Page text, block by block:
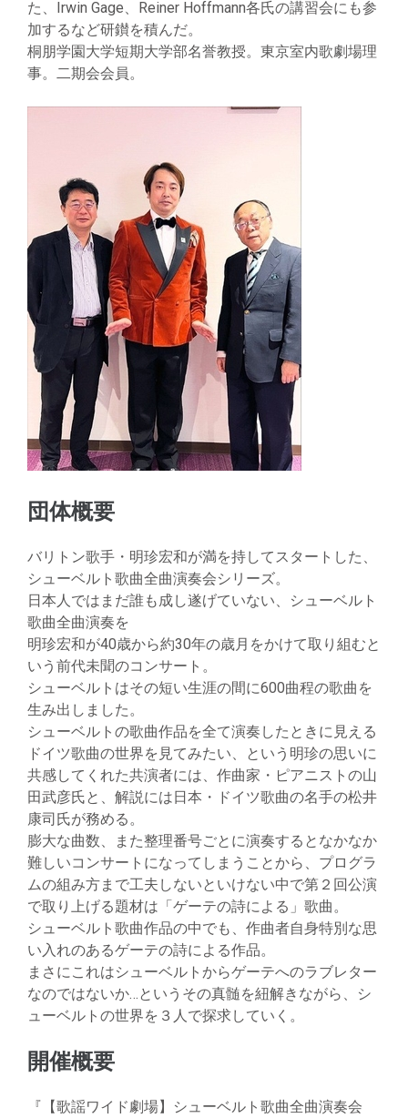
た、Irwin Gage、Reiner Hoffmann各氏の講習会にも参
加するなど研鑚を積んだ。
桐朋学園大学短期大学部名誉教授。東京室内歌劇場理
事。二期会会員。
団体概要
バリトン歌手・明珍宏和が満を持してスタートした、
シューベルト歌曲全曲演奏会シリーズ。
日本人ではまだ誰も成し遂げていない、シューベルト
歌曲全曲演奏を
明珍宏和が40歳から約30年の歳月をかけて取り組むと
いう前代未聞のコンサート。
シューベルトはその短い生涯の間に600曲程の歌曲を
生み出しました。
シューベルトの歌曲作品を全て演奏したときに見える
ドイツ歌曲の世界を見てみたい、という明珍の思いに
共感してくれた共演者には、作曲家・ピアニストの山
田武彦氏と、解説には日本・ドイツ歌曲の名手の松井
康司氏が務める。
膨大な曲数、また整理番号ごとに演奏するとなかなか
難しいコンサートになってしまうことから、プログラ
ムの組み方まで工夫しないといけない中で第２回公演
で取り上げる題材は「ゲーテの詩による」歌曲。
シューベルト歌曲作品の中でも、作曲者自身特別な思
い入れのあるゲーテの詩による作品。
まさにこれはシューベルトからゲーテへのラブレター
なのではないか…というその真髄を紐解きながら、シ
ューベルトの世界を３人で探求していく。
開催概要
『【歌謡ワイド劇場】シューベルト歌曲全曲演奏会